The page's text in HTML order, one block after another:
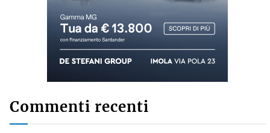
Commenti recenti